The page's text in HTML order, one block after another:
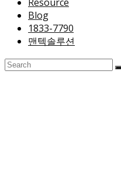
Blog
1833-7790
맨텍솔루션